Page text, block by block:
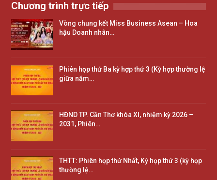
Chương trình trực tiếp
Vòng chung kết Miss Business Asean – Hoa
hậu Doanh nhân…
Phiên họp thứ Ba kỳ hợp thứ 3 (Kỳ hợp thường lệ
giữa năm…
HĐND TP. Cần Thơ khóa XI, nhiệm kỳ 2026 –
2031, Phiên…
THTT: Phiên họp thứ Nhất, Kỳ họp thứ 3 (kỳ họp
thường lệ…